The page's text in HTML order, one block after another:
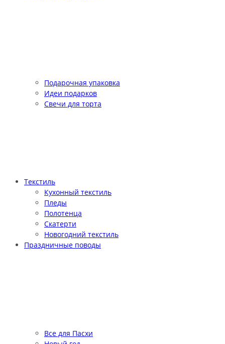
Подарочная упаковка
Идеи подарков
Свечи для торта
Текстиль
Кухонный текстиль
Пледы
Полотенца
Скатерти
Новогодний текстиль
Праздничные поводы
Все для Пасхи